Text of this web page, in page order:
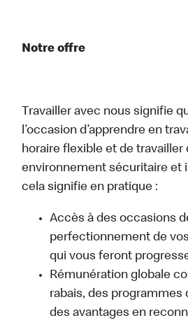
Notre offre
Travailler avec nous signifie
l’occasion d’apprendre en
horaire flexible et de travailler
environnement sécuritaire et
cela signifie en pratique :
Accès à des occasions
perfectionnement de
qui vous feront
Rémunération globale
rabais, des programmes
des avantages en